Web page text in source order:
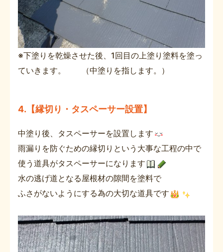
※下塗りを乾燥させた後、1回目の上塗り塗料を塗っ
ていきます。 （中塗りを指します。）
4.【縁切り・タスペーサー設置】
中塗り後、タスペーサーを設置します
雨漏りを防ぐための縁切りという大事な工程の中で
使う道具がタスペーサーになります
水の逃げ道となる屋根材の隙間を塗料で
ふさがないようにする為の大切な道具です